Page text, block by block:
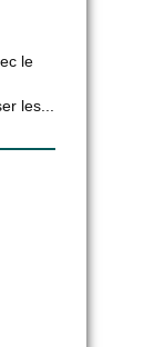
le
les...